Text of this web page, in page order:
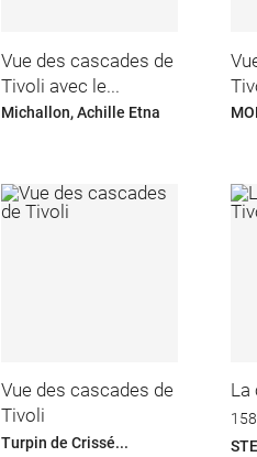
Vue des cascades de
Tivoli avec le...
Michallon, Achille Etna
Vue des cascades de
Tivoli
Turpin de Crissé...
La